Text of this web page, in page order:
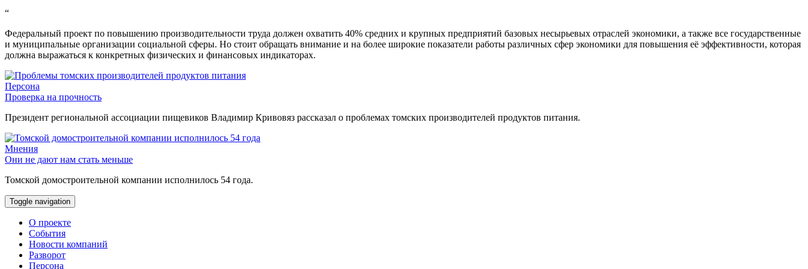
“
Федеральный проект по повышению производительности труда должен охватить 40% средних и крупных предприятий базовых несырьевых отраслей экономики, а также все государственные
и муниципальные организации социальной сферы. Но стоит обращать внимание и на более широкие показатели работы различных сфер экономики для повышения её эффективности, которая
должна выражаться к конкретных физических и финансовых индикаторах.
Персона
Проверка на прочность
Президент региональной ассоциации пищевиков Владимир Кривовяз рассказал о проблемах томских производителей продуктов питания.
Мнения
Они не дают нам стать меньше
Томской домостроительной компании исполнилось 54 года.
Toggle navigation
О проекте
События
Новости компаний
Разворот
Персона